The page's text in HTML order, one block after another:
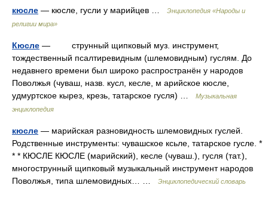
кюсле — кюсле, гусли у марийцев …
Энциклопедия «Народы и
религии мира»
Кюсле — струнный щипковый муз. инструмент,
тождественный псалтиревидным (шлемовидным) гуслям. До
недавнего времени был широко распространён у народов
Поволжья (чуваш, назв. кусл, кесле, м арийское кюсле,
удмуртское кырез, крезь, татарское гусля) …
Музыкальная
энциклопедия
кюсле — марийская разновидность шлемовидных гуслей.
Родственные инструменты: чувашское ксьле, татарское гусле. *
* * КЮСЛЕ КЮСЛЕ (марийский), кесле (чуваш.), гусля (тат.),
многострунный щипковый музыкальный инструмент народов
Поволжья, типа шлемовидных… …
Энциклопедический словарь